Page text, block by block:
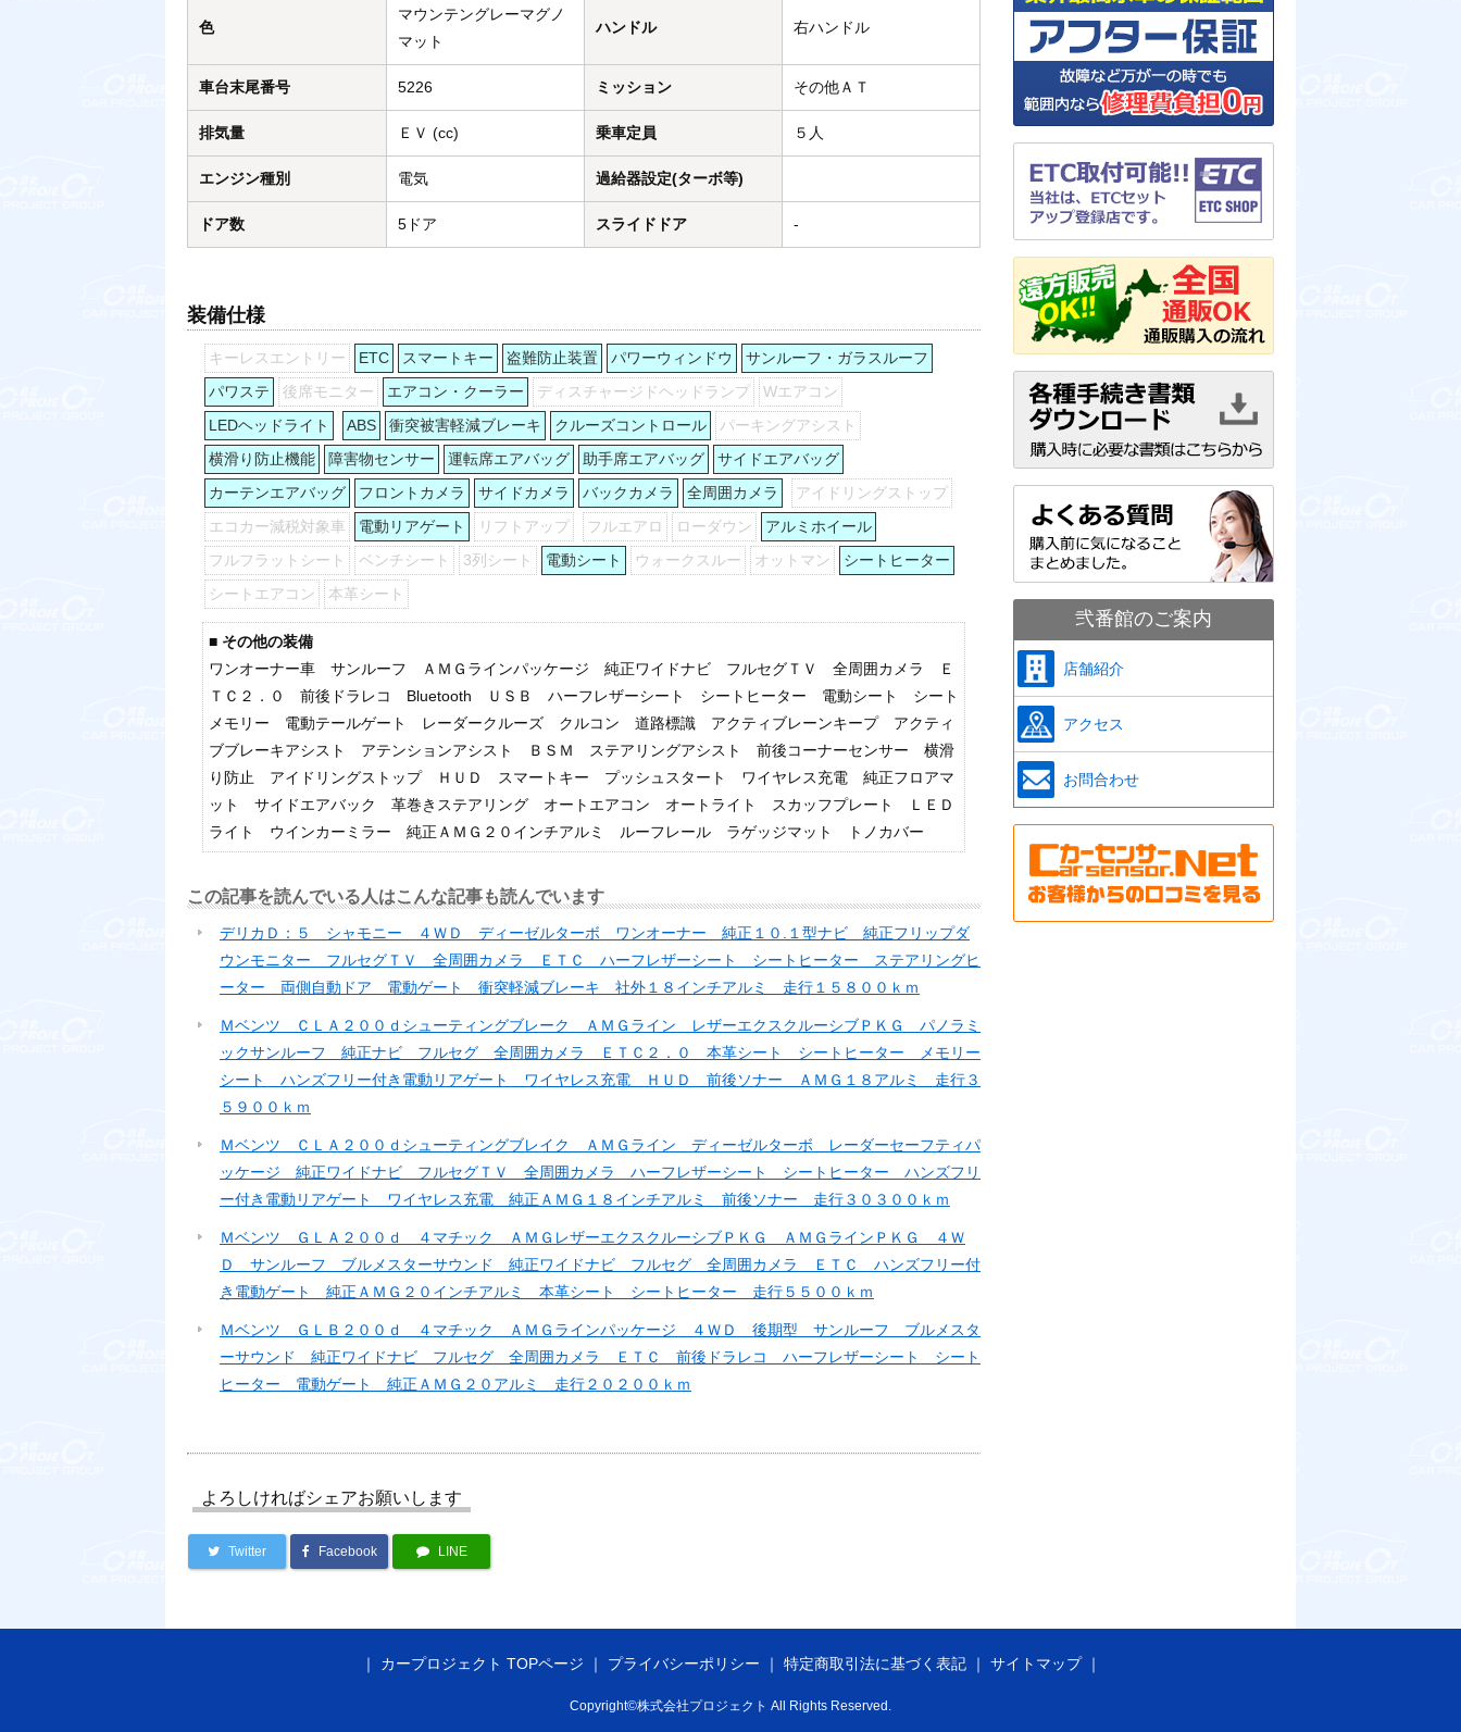
色
マウンテングレーマグノ
マット
ハンドル 右ハンドル
車台末尾番号 5226 ミッション その他ＡＴ
排気量 ＥＶ (cc) 乗車定員 ５人
エンジン種別 電気 過給器設定(ターボ等)
ドア数 5ドア スライドドア -
装備仕様
キーレスエントリー ETC スマートキー 盗難防止装置 パワーウィンドウ
サンルーフ・ガラスルーフ
パワステ
後席モニター エアコン・クーラー ディスチャージドヘッドランプ
Wエアコン
LEDヘッドライト
ABS 衝突被害軽減ブレーキ クルーズコントロール
パーキングアシスト
横滑り防止機能
障害物センサー 運転席エアバッグ 助手席エアバッグ
サイドエアバッグ
カーテンエアバッグ
フロントカメラ サイドカメラ バックカメラ 全周囲カメラ
アイドリングストップ
エコカー減税対象車
電動リアゲート リフトアップ フルエアロ ローダウン
アルミホイール
フルフラットシート
ベンチシート 3列シート 電動シート ウォークスルー オットマン
シートヒーター
シートエアコン
本革シート
■ その他の装備
ワンオーナー車 サンルーフ ＡＭＧラインパッケージ 純正ワイドナビ フルセグＴＶ 全周囲カメラ Ｅ
ＴＣ２．０ 前後ドラレコ Bluetooth ＵＳＢ ハーフレザーシート シートヒーター 電動シート シート
メモリー 電動テールゲート レーダークルーズ クルコン 道路標識 アクティブレーンキープ アクティ
ブブレーキアシスト アテンションアシスト ＢＳＭ ステアリングアシスト 前後コーナーセンサー 横滑
り防止 アイドリングストップ ＨＵＤ スマートキー プッシュスタート ワイヤレス充電 純正フロアマ
ット サイドエアバック 革巻きステアリング オートエアコン オートライト スカッフプレート ＬＥＤ
ライト ウインカーミラー 純正ＡＭＧ２０インチアルミ ルーフレール ラゲッジマット トノカバー
この記事を読んでいる人はこんな記事も読んでいます
デリカＤ：５ シャモニー ４ＷＤ ディーゼルターボ ワンオーナー 純正１０.１型ナビ 純正フリップダ
ウンモニター フルセグＴＶ 全周囲カメラ ＥＴＣ ハーフレザーシート シートヒーター ステアリングヒ
ーター 両側自動ドア 電動ゲート 衝突軽減ブレーキ 社外１８インチアルミ 走行１５８００ｋｍ
Ｍベンツ ＣＬＡ２００ｄシューティングブレーク ＡＭＧライン レザーエクスクルーシブＰＫＧ パノラミ
ックサンルーフ 純正ナビ フルセグ 全周囲カメラ ＥＴＣ２．０ 本革シート シートヒーター メモリー
シート ハンズフリー付き電動リアゲート ワイヤレス充電 ＨＵＤ 前後ソナー ＡＭＧ１８アルミ 走行３
５９００ｋｍ
Ｍベンツ ＣＬＡ２００ｄシューティングブレイク ＡＭＧライン ディーゼルターボ レーダーセーフティパ
ッケージ 純正ワイドナビ フルセグＴＶ 全周囲カメラ ハーフレザーシート シートヒーター ハンズフリ
ー付き電動リアゲート ワイヤレス充電 純正ＡＭＧ１８インチアルミ 前後ソナー 走行３０３００ｋｍ
Ｍベンツ ＧＬＡ２００ｄ ４マチック ＡＭＧレザーエクスクルーシブＰＫＧ ＡＭＧラインＰＫＧ ４Ｗ
Ｄ サンルーフ ブルメスターサウンド 純正ワイドナビ フルセグ 全周囲カメラ ＥＴＣ ハンズフリー付
き電動ゲート 純正ＡＭＧ２０インチアルミ 本革シート シートヒーター 走行５５００ｋｍ
Ｍベンツ ＧＬＢ２００ｄ ４マチック ＡＭＧラインパッケージ ４ＷＤ 後期型 サンルーフ ブルメスタ
ーサウンド 純正ワイドナビ フルセグ 全周囲カメラ ＥＴＣ 前後ドラレコ ハーフレザーシート シート
ヒーター 電動ゲート 純正ＡＭＧ２０アルミ 走行２０２００ｋｍ
よろしければシェアお願いします
Twitter Facebook LINE
弐番館のご案内
店舗紹介
アクセス
お問合わせ
カープロジェクト TOPページ プライバシーポリシー 特定商取引法に基づく表記 サイトマップ
Copyright©株式会社プロジェクト All Rights Reserved.